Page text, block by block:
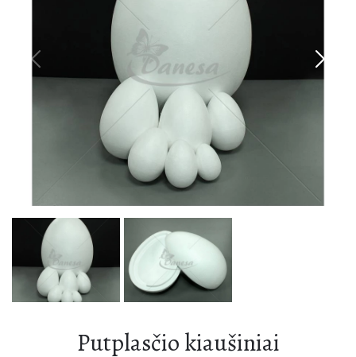
Flizelinas
Dekoratyvinės gėlės
Dekoratyvinės juostos
Nėriniai
Petukai
Liemenėlių, korsetų dalys
Atlasinės juostelės
Reikmenys siuvėjams
Karoliukai
Dekoratyvinės gėlės
Nėriniai
Petukai
Liemenėlių, korsetų dalys
Atlasinės juostelės
Putplasčio kiaušiniai